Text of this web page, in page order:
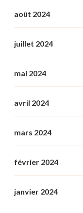
août 2024
juillet 2024
mai 2024
avril 2024
mars 2024
février 2024
janvier 2024